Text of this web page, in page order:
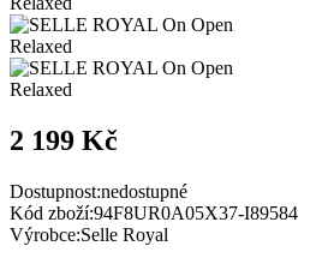
2 199 Kč
Dostupnost:nedostupné
Kód zboží:94F8UR0A05X37-I89584
Výrobce:Selle Royal